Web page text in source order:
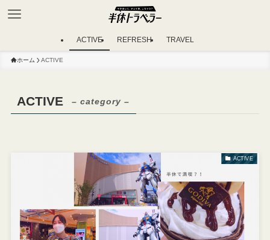
ACTIVE REFRESH TRAVEL
ホーム ACTIVE
ACTIVE – category –
ACTIVE